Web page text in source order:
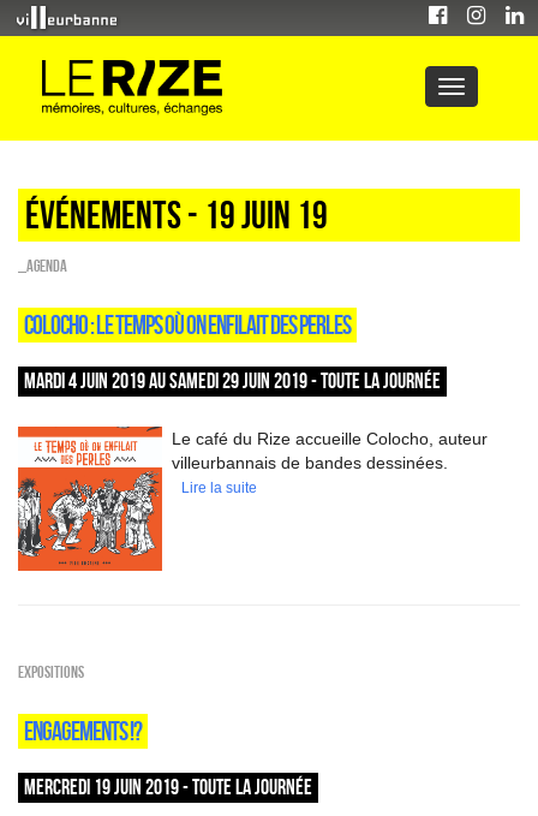
Événements - 19 Juin 19
_Agenda
COLOCHO : LE TEMPS OÙ ON ENFILAIT DES PERLES
MARDI 4 JUIN 2019 AU SAMEDI 29 JUIN 2019 - TOUTE LA JOURNÉE
Le café du Rize accueille Colocho, auteur
villeurbannais de bandes dessinées.
Lire la suite
EXPOSITIONS
ENGAGEMENTS !?
MERCREDI 19 JUIN 2019 - TOUTE LA JOURNÉE